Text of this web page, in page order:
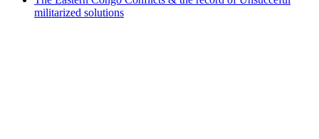
militarized solutions